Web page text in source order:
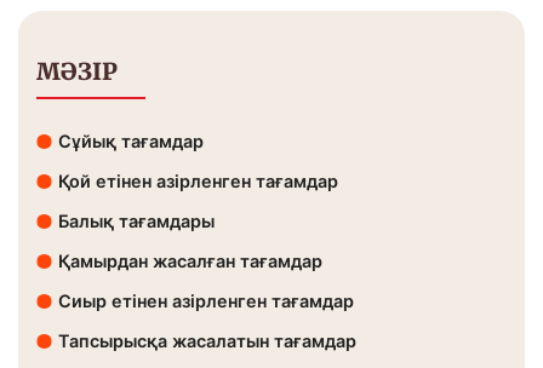
МӘЗІР
Сұйық тағамдар
Қой етінен азірленген тағамдар
Балық тағамдары
Қамырдан жасалған тағамдар
Сиыр етінен азірленген тағамдар
Тапсырысқа жасалатын тағамдар